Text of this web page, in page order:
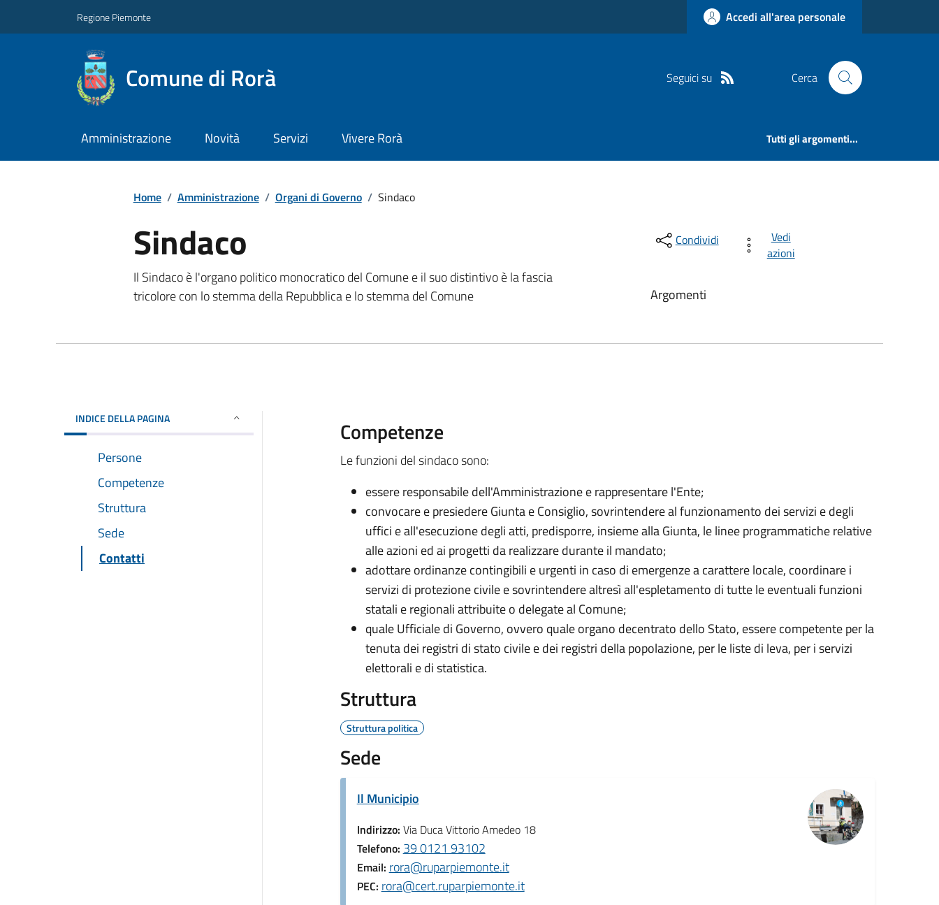
Regione Piemonte Accedi all'area personale
Comune di Rorà Seguici su Cerca
Amministrazione Novità Servizi Vivere Rorà Tutti gli argomenti...
Home / Amministrazione / Organi di Governo / Sindaco
Sindaco
Il Sindaco è l'organo politico monocratico del Comune e il suo distintivo è la fascia
tricolore con lo stemma della Repubblica e lo stemma del Comune
Condividi
Vedi
azioni
Argomenti
INDICE DELLA PAGINA
Persone
Competenze
Struttura
Sede
Contatti
Competenze
Le funzioni del sindaco sono:
essere responsabile dell'Amministrazione e rappresentare l'Ente;
convocare e presiedere Giunta e Consiglio, sovrintendere al funzionamento dei servizi e degli
uffici e all'esecuzione degli atti, predisporre, insieme alla Giunta, le linee programmatiche relative
alle azioni ed ai progetti da realizzare durante il mandato;
adottare ordinanze contingibili e urgenti in caso di emergenze a carattere locale, coordinare i
servizi di protezione civile e sovrintendere altresì all'espletamento di tutte le eventuali funzioni
statali e regionali attribuite o delegate al Comune;
quale Ufficiale di Governo, ovvero quale organo decentrato dello Stato, essere competente per la
tenuta dei registri di stato civile e dei registri della popolazione, per le liste di leva, per i servizi
elettorali e di statistica.
Struttura
Struttura politica
Sede
Il Municipio
Indirizzo: Via Duca Vittorio Amedeo 18
Telefono: 39 0121 93102
Email: rora@ruparpiemonte.it
PEC: rora@cert.ruparpiemonte.it